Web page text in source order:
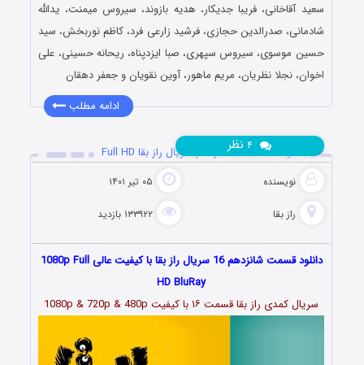
سعید آقاخانی، فریبا جدیکار، هدیه بازوند، سیروس میمنت، یدالله
شادمانی، صدرالدین حجازی، فرشید زارعی فرد، کاظم نوربخش، سید
حسین موسوی، سیروس سپهری، صبا ایزدپناه، ریحانه حسینی، علی
اخوان، نجلا نظریان، مریم ماهور، آوین نقویان و جعفر دهقان
ادامه مطلب
دانلود قسمت 16 شانزدهم سریال راز بقا Full HD
نویسنده ۰۵ تیر ۱۴۰۱
راز بقا ۱۳۳۹۲۲ بازدید
نظر
دانلود قسمت شانزدهم 16 سریال راز بقا با کیفیت عالی 1080p Full
HD BluRay
سریال کمدی راز بقا قسمت ۱۶با کیفیت 1080p & 720p & 480p